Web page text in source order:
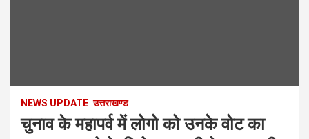
NEWS UPDATE उत्तराखण्ड
चुनाव के महापर्व में लोगो को उनके वोट का